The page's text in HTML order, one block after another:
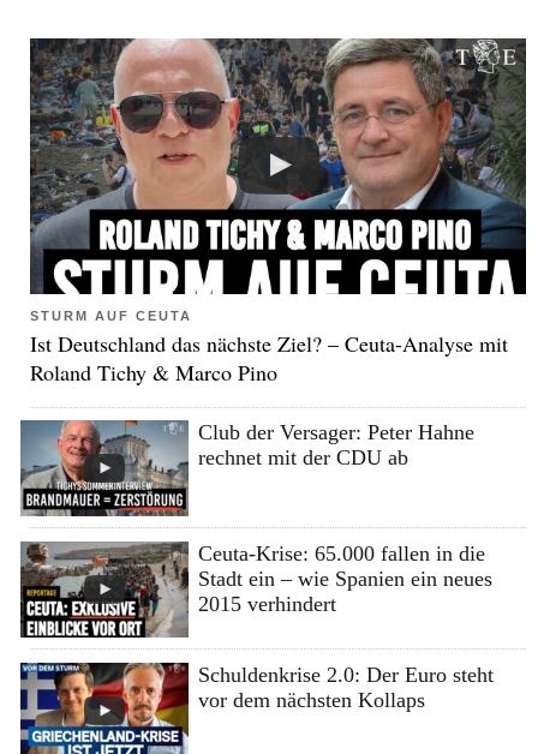
STURM AUF CEUTA
Ist Deutschland das nächste Ziel? – Ceuta-Analyse mit
Roland Tichy & Marco Pino
Club der Versager: Peter Hahne
rechnet mit der CDU ab
Ceuta-Krise: 65.000 fallen in die
Stadt ein – wie Spanien ein neues
2015 verhindert
Schuldenkrise 2.0: Der Euro steht
vor dem nächsten Kollaps